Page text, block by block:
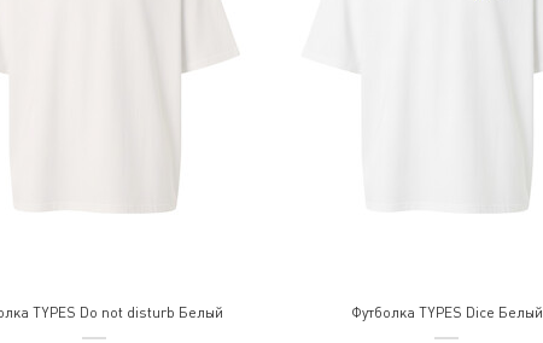
TYPES Do not disturb Белый Футболка TYPES Dice Белый